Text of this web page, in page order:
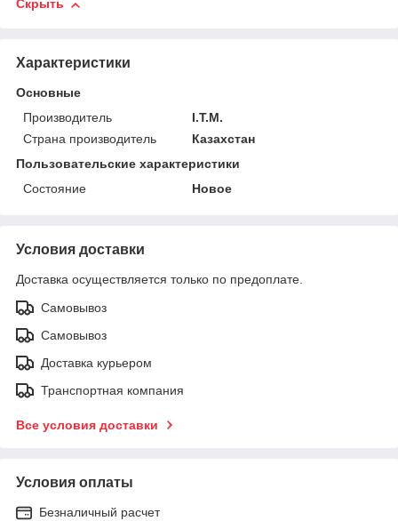
Скрыть
Характеристики
Основные
Производитель
I.T.M.
Страна производитель
Казахстан
Пользовательские характеристики
Состояние
Новое
Условия доставки
Доставка осуществляется только по предоплате.
Самовывоз
Самовывоз
Доставка курьером
Транспортная компания
Все условия доставки
Условия оплаты
Безналичный расчет